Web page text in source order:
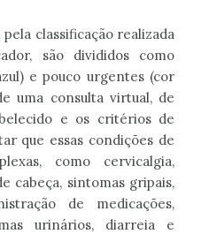
classificação realizada
são divididos como
e pouco urgentes (cor
uma consulta virtual, de
e os critérios de
que essas condições de
como cervicalgia,
cabeça, sintomas gripais,
de medicações,
urinários, diarreia e